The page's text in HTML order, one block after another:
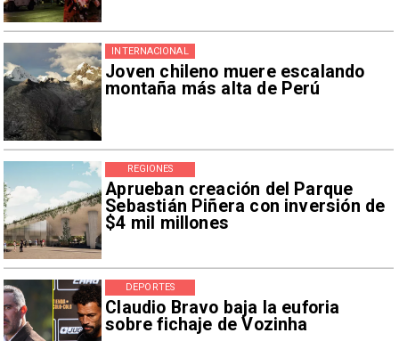
Joven chileno muere escalando
montaña más alta de Perú
INTERNACIONAL
Aprueban creación del Parque
Sebastián Piñera con inversión de
$4 mil millones
REGIONES
Claudio Bravo baja la euforia
sobre fichaje de Vozinha
DEPORTES